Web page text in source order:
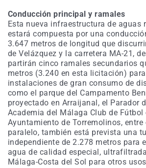
Conducción principal y ramales
Esta nueva infraestructura de aguas
estará compuesta por una
3.647 metros de longitud que
de Velázquez y la carretera MA-21,
partirán cinco ramales secundarios
metros (3.240 en esta licitación)
instalaciones de gran consumo de
como el parque del Campamento
proyectado en Arraijanal, el Parador
Academia del Málaga Club de Fútbol
Ayuntamiento de Torremolinos, entre
paralelo, también está prevista una
independiente de 2.278 metros para
agua de calidad especial,
Málaga-Costa del Sol para otros